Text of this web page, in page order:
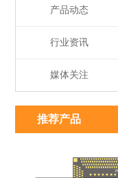
产品动态
行业资讯
媒体关注
推荐产品